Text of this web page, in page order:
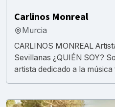
Carlinos Monreal
Murcia
CARLINOS MONREAL
Sevillanas ¿QUIÉN SOY?
artista dedicado a la